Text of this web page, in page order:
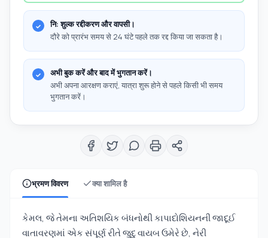
भ्रमण विवरण क्या शामिल है
કેમલ, જે તેમના અતિશયિક બંધનોથી કાપાદોશિયનની જાદૂઈ
વાતાવરણમાં એક સંપૂર્ણ રીતે જુદુ વાયબ ઉમેરે છે, નેરી
नि: शुल्क रद्दीकरण और वापसी।
दौरे को प्रारंभ समय से 24 घंटे पहले तक रद्द किया जा सकता है।
अभी बुक करें और बाद में भुगतान करें।
अभी अपना आरक्षण कराएं, यात्रा शुरू होने से पहले किसी भी समय
भुगतान करें।